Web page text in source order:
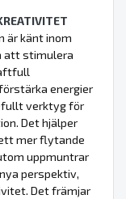
är känt inom
att stimulera
energier
verktyg för
Det hjälper
mer flytande
uppmuntrar
perspektiv,
Det främjar